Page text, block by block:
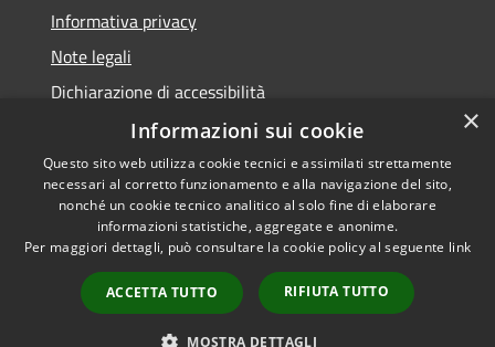
Informativa privacy
Note legali
Dichiarazione di accessibilità
Accessibilità
Privacy
Mappa del sito
Copyright © 2026 • Comune di
Villaspeciosa • Powered by
Municipium•Accesso
redazione
×
Informazioni sui cookie
Questo sito web utilizza cookie tecnici e assimilati strettamente
necessari al corretto funzionamento e alla navigazione del sito,
nonché un cookie tecnico analitico al solo fine di elaborare
informazioni statistiche, aggregate e anonime.
Per maggiori dettagli, può consultare la cookie policy al seguente link
ACCETTA TUTTO RIFIUTA TUTTO
MOSTRA DETTAGLI